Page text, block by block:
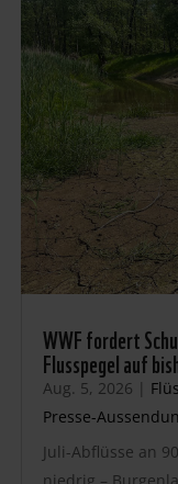
WWF fordert
Flusspegel auf
Aug. 5, 2026 |
Presse-
Juli-Abflüsse an